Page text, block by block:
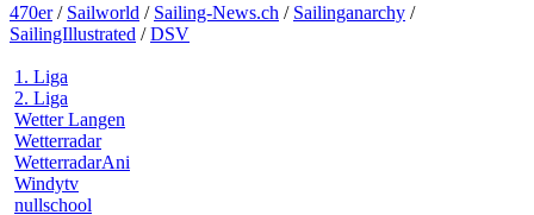
470er/ Sailworld / Sailing-News.ch / Sailinganarchy /
SailingIllustrated /DSV
1. Liga
2. Liga
Wetter Langen
Wetterradar
WetterradarAni
Windytv
nullschool